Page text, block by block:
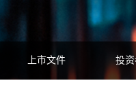
上市文件 投